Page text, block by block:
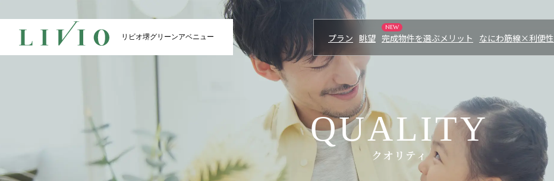
リビオ堺グリーンアベニュー プラン 眺望 完成物件を選ぶメリット なにわ筋線×利便性
リビオ堺グリーンアベニュー
トップ
PICK UP
完成物件を選ぶメリット
CONCEPT ACCESS LOCATION
リビオ堺グリーンアベニュー
QUALITY
クオリティ